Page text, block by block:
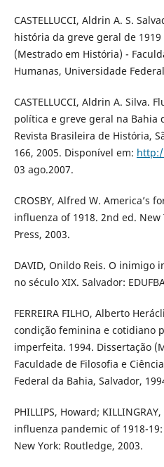
CASTELLUCCI, Aldrin A. S.
história da greve geral de
(Mestrado em História) -
Humanas, Universidade
CASTELLUCCI, Aldrin A. Silva.
política e greve geral na Bahia
Revista Brasileira de História,
166, 2005. Disponível em:
03 ago.2007.
CROSBY, Alfred W. America’s
influenza of 1918. 2nd ed.
Press, 2003.
DAVID, Onildo Reis. O inimigo
no século XIX. Salvador:
FERREIRA FILHO, Alberto
condição feminina e cotidiano
imperfeita. 1994. Dissertação
Faculdade de Filosofia e
Federal da Bahia, Salvador,
PHILLIPS, Howard;
influenza pandemic of 1918-
New York: Routledge, 2003.